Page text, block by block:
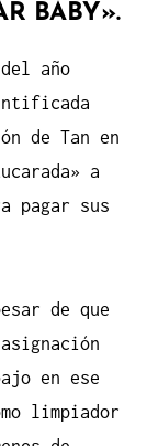
BABY».
año
de Tan en
a
pagar sus
de que
en ese
limpiador